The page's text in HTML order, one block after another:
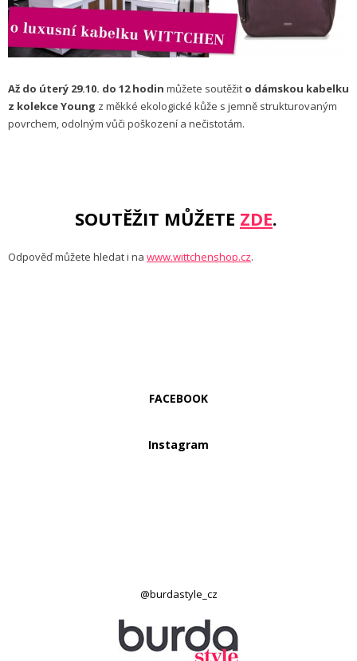
Až do úterý 29.10. do 12 hodin můžete soutěžit o dámskou kabelku
z kolekce Young z měkké ekologické kůže s jemně strukturovaným
povrchem, odolným vůči poškození a nečistotám.
SOUTĚŽIT MŮŽETE ZDE.
Odpověď můžete hledat i na www.wittchenshop.cz.
FACEBOOK
Instagram
@burdastyle_cz